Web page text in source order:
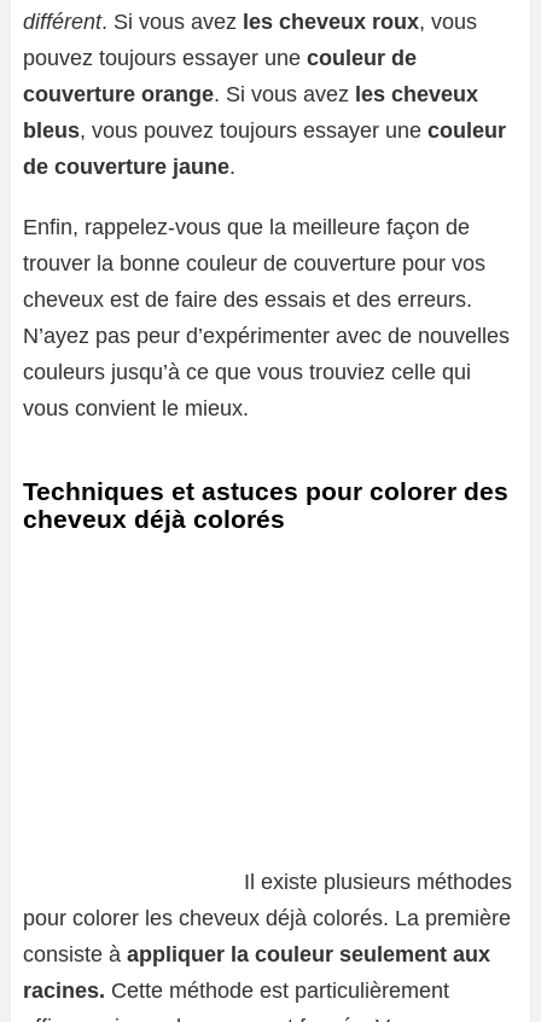
différent. Si vous avez les cheveux roux, vous
pouvez toujours essayer une couleur de
couverture orange. Si vous avez les cheveux
bleus, vous pouvez toujours essayer une couleur
de couverture jaune.
Enfin, rappelez-vous que la meilleure façon de
trouver la bonne couleur de couverture pour vos
cheveux est de faire des essais et des erreurs.
N’ayez pas peur d’expérimenter avec de nouvelles
couleurs jusqu’à ce que vous trouviez celle qui
vous convient le mieux.
Techniques et astuces pour colorer des
cheveux déjà colorés
Il existe plusieurs méthodes
pour colorer les cheveux déjà colorés. La première
consiste à appliquer la couleur seulement aux
racines. Cette méthode est particulièrement